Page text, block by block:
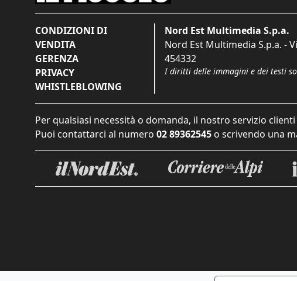
CONDIZIONI DI
VENDITA
GERENZA
PRIVACY
WHISTLEBLOWING
Nord Est Multimedia S.p.a.
Nord Est Multimedia S.p.a. -
454332
I diritti delle immagini e dei testi
Per qualsiasi necessità o domanda, il nostro servizio
Puoi contattarci al numero 02 89362545 o scrivendo una